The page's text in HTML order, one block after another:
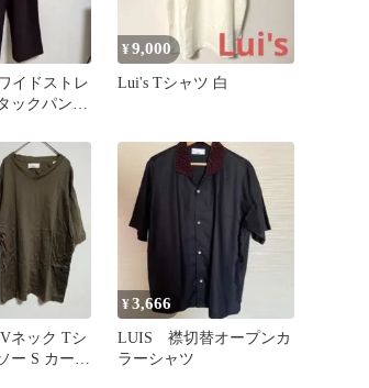
イドストレ
ックパンツ
¥9,000
Lui's Tシャツ 白
ネック Tシ
ー S カーキ
¥3,666
LUIS 襟切替オープンカ
ラーシャツ